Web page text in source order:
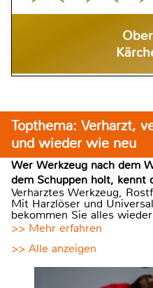
Topthema: Verharzt,
und wieder wie neu
Wer Werkzeug nach dem
dem Schuppen holt, kennt
Verharztes Werkzeug,
Mit Harzlöser und
bekommen Sie alles
>> Mehr erfahren
>> Alle anzeigen